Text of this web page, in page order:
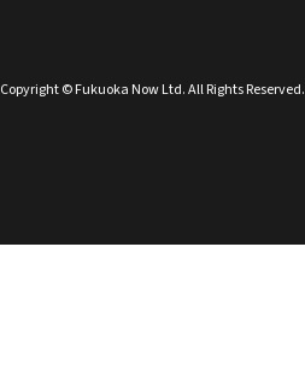
Copyright © Fukuoka Now Ltd. All Rights Reserved.